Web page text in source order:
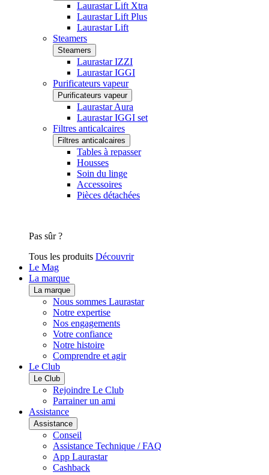
Laurastar Lift Xtra
Laurastar Lift Plus
Laurastar Lift
Steamers
Steamers
Laurastar IZZI
Laurastar IGGI
Purificateurs vapeur
Purificateurs vapeur
Laurastar Aura
Laurastar IGGI set
Filtres anticalcaires
Filtres anticalcaires
Tables à repasser
Housses
Soin du linge
Accessoires
Pièces détachées
Pas sûr ?
Tous les produits Découvrir
Le Mag
La marque
La marque
Nous sommes Laurastar
Notre expertise
Nos engagements
Votre confiance
Notre histoire
Comprendre et agir
Le Club
Le Club
Rejoindre Le Club
Parrainer un ami
Assistance
Assistance
Conseil
Assistance Technique / FAQ
App Laurastar
Cashback